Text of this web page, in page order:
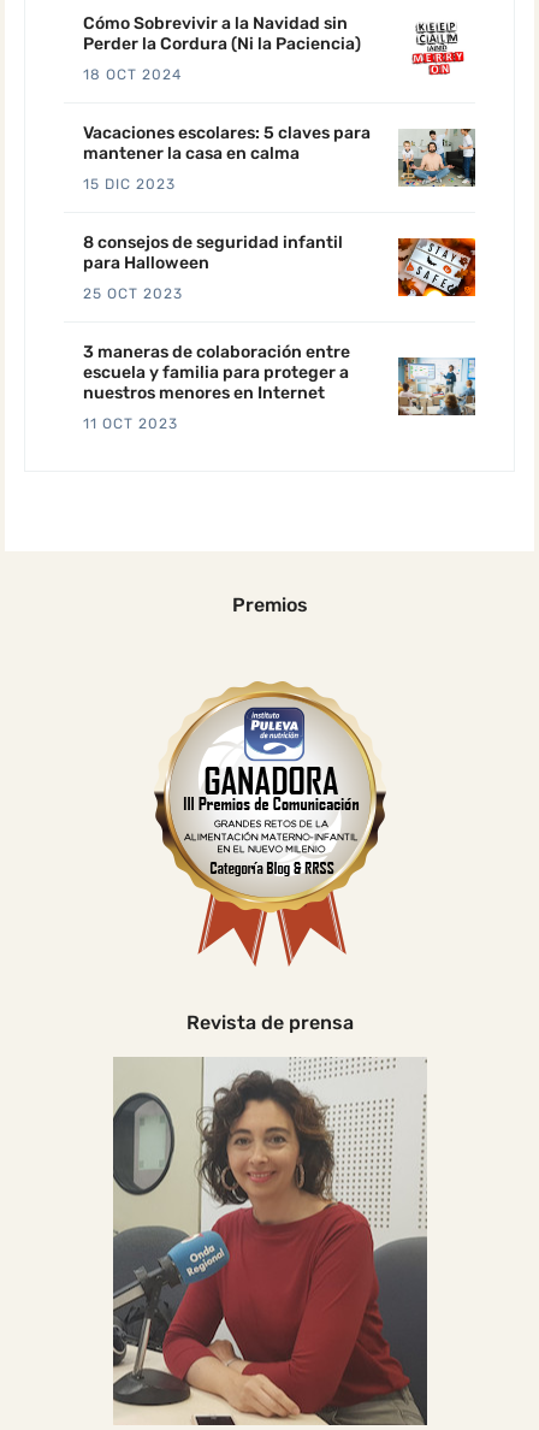
Cómo Sobrevivir a la Navidad sin
Perder la Cordura (Ni la Paciencia)
18 OCT 2024
Vacaciones escolares: 5 claves para
mantener la casa en calma
15 DIC 2023
8 consejos de seguridad infantil
para Halloween
25 OCT 2023
3 maneras de colaboración entre
escuela y familia para proteger a
nuestros menores en Internet
11 OCT 2023
Premios
Revista de prensa